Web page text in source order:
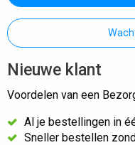
Nieuwe klant
Voordelen van een
Al je bestellingen in
Sneller bestellen